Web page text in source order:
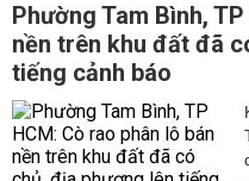
Phường Tam Bình,
nền trên khu đất đã
tiếng cảnh báo